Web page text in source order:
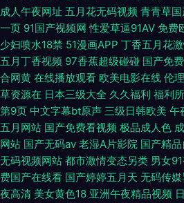
成人午夜网址 五月花无码视频 青青草
一页 91国产视频网 性爱草逼91AV 免费
少妇喷水18禁 51漫画APP 丁香五月花
五月丁香视频 97香蕉超级碰碰 国产免
合网黄 在线播放观看 欧美电影在线 伦
草资源在 日本三级大全 久久福利 福利
第9页 中文字幕bt原声 三级日韩欧美 午
五月网站 国产免费看视频 极品成人色
网站 国产无码av 老湿A片影院 国产精
无码视频网站 都市激情变态另类 男女
费国产在线看 国产婷婷五月天 无码传
夜高清 美女黄色18 亚洲午夜精品视频